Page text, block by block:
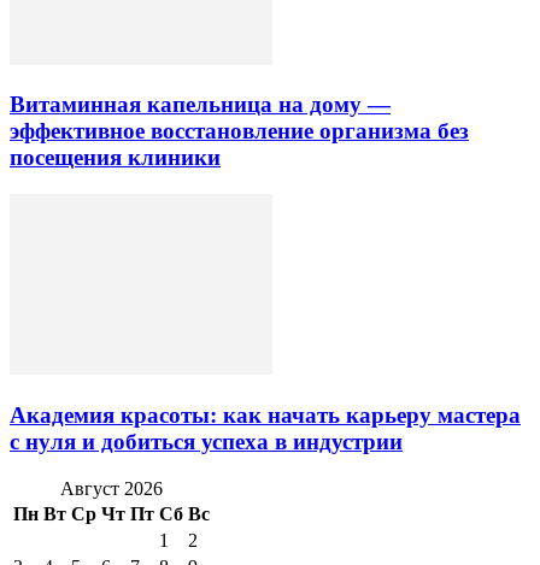
Витаминная капельница на дому —
эффективное восстановление организма без
посещения клиники
Академия красоты: как начать карьеру мастера
с нуля и добиться успеха в индустрии
Август 2026
Пн Вт Ср Чт Пт Сб Вс
1
2